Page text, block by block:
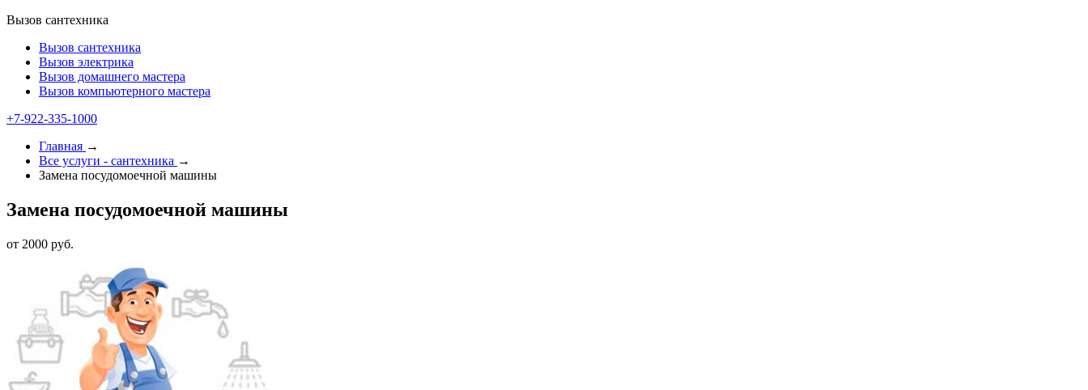
Вызов сантехника
Вызов сантехника
Вызов электрика
Вызов домашнего мастера
Вызов компьютерного мастера
+7-922-335-1000
Главная →
Все услуги - cантехника →
Замена посудомоечной машины
Замена посудомоечной машины
от 2000 руб.